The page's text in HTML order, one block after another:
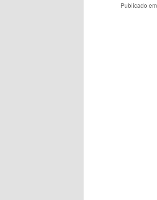
Publicado em